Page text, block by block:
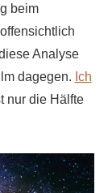
beim
Analyse
dagegen. Ich
nur die Hälfte